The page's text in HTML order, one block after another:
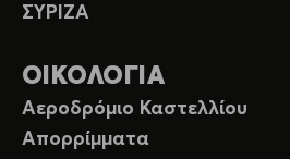
ΣΥΡΙΖΑ
ΟΙΚΟΛΟΓΙΑ
Αεροδρόμιο Καστελλίου
Απορρίμματα